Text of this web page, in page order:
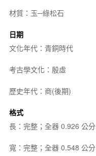
材質：玉─綠松石
日期
文化年代：青銅時代
考古學文化：殷虛
歷史年代：商(後期)
格式
長：完整；全器 0.926 公分
寬：完整；全器 0.548 公分